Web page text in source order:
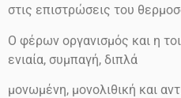
στις επιστρώσεις του
Ο φέρων οργανισμός και η
ενιαία, συμπαγή, διπλά
μονωμένη, μονολιθική και